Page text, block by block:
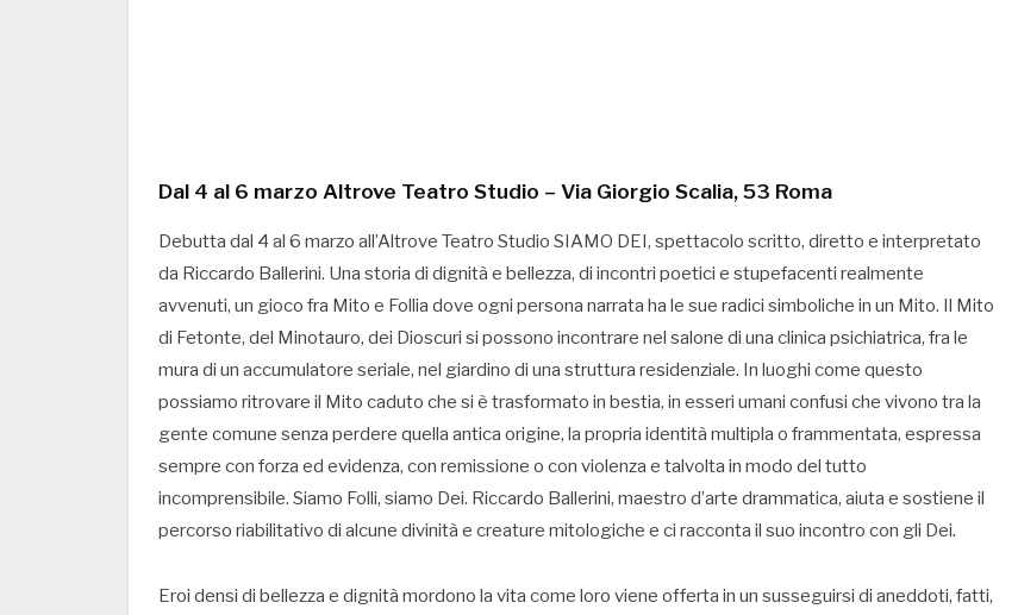
Dal 4 al 6 marzo Altrove Teatro Studio – Via Giorgio Scalia, 53 Roma
Debutta dal 4 al 6 marzo all’Altrove Teatro Studio SIAMO DEI, spettacolo scritto, diretto e interpretato
da Riccardo Ballerini. Una storia di dignità e bellezza, di incontri poetici e stupefacenti realmente
avvenuti, un gioco fra Mito e Follia dove ogni persona narrata ha le sue radici simboliche in un Mito. Il Mito
di Fetonte, del Minotauro, dei Dioscuri si possono incontrare nel salone di una clinica psichiatrica, fra le
mura di un accumulatore seriale, nel giardino di una struttura residenziale. In luoghi come questo
possiamo ritrovare il Mito caduto che si è trasformato in bestia, in esseri umani confusi che vivono tra la
gente comune senza perdere quella antica origine, la propria identità multipla o frammentata, espressa
sempre con forza ed evidenza, con remissione o con violenza e talvolta in modo del tutto
incomprensibile. Siamo Folli, siamo Dei. Riccardo Ballerini, maestro d’arte drammatica, aiuta e sostiene il
percorso riabilitativo di alcune divinità e creature mitologiche e ci racconta il suo incontro con gli Dei.
Eroi densi di bellezza e dignità mordono la vita come loro viene offerta in un susseguirsi di aneddoti, fatti,